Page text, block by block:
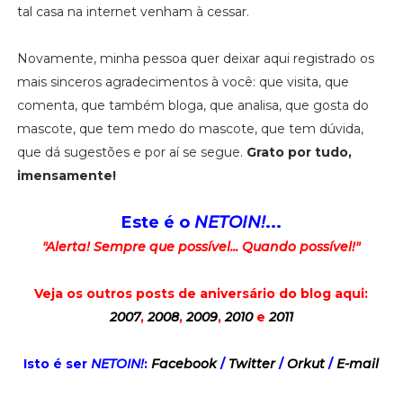
tal casa na internet venham à cessar.
Novamente, minha pessoa quer deixar aqui registrado os
mais sinceros agradecimentos à você: que visita, que
comenta, que também bloga, que analisa, que gosta do
mascote, que tem medo do mascote, que tem dúvida,
que dá sugestões e por aí se segue. Grato por tudo,
imensamente!
Este é o NETOIN!...
"Alerta! Sempre que possível... Quando possível!"
Veja os outros posts de aniversário do blog aqui:
2007, 2008,2009,2010e2011
Isto é serNETOIN!: Facebook / Twitter / Orkut / E-mail